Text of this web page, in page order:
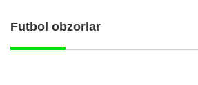
Futbol obzorlar